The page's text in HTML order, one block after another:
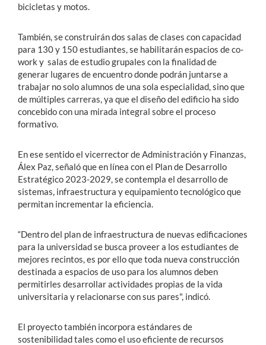
bicicletas y motos.
También, se construirán dos salas de clases con capacidad
para 130 y 150 estudiantes, se habilitarán espacios de co-
work y salas de estudio grupales con la finalidad de
generar lugares de encuentro donde podrán juntarse a
trabajar no solo alumnos de una sola especialidad, sino que
de múltiples carreras, ya que el diseño del edificio ha sido
concebido con una mirada integral sobre el proceso
formativo.
En ese sentido el vicerrector de Administración y Finanzas,
Álex Paz, señaló que en línea con el Plan de Desarrollo
Estratégico 2023-2029, se contempla el desarrollo de
sistemas, infraestructura y equipamiento tecnológico que
permitan incrementar la eficiencia.
“Dentro del plan de infraestructura de nuevas edificaciones
para la universidad se busca proveer a los estudiantes de
mejores recintos, es por ello que toda nueva construcción
destinada a espacios de uso para los alumnos deben
permitirles desarrollar actividades propias de la vida
universitaria y relacionarse con sus pares", indicó.
El proyecto también incorpora estándares de
sostenibilidad tales como el uso eficiente de recursos